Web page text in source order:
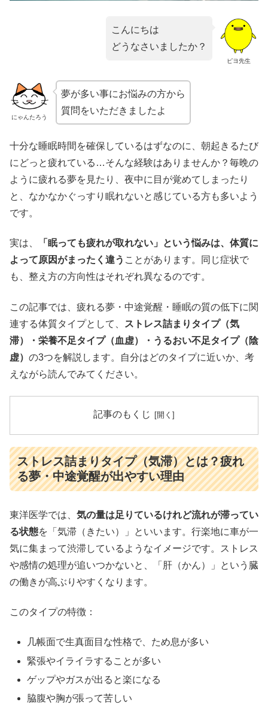
ピヨ先生
こんにちは
どうなさいましたか？
にゃんたろう
夢が多い事にお悩みの方から
質問をいただきましたよ
十分な睡眠時間を確保しているはずなのに、朝起きるたび
にどっと疲れている…そんな経験はありませんか？毎晩の
ように疲れる夢を見たり、夜中に目が覚めてしまったり
と、なかなかぐっすり眠れないと感じている方も多いよう
です。
実は、
「眠っても疲れが取れない」という悩みは、体質に
よって原因がまったく違う ことがあります。同じ症状で
も、整え方の方向性はそれぞれ異なるのです。
この記事では、疲れる夢・中途覚醒・睡眠の質の低下に関
連する体質タイプとして、
ストレス詰まりタイプ（気
滞）・栄養不足タイプ（血虚）・うるおい不足タイプ（陰
虚） の3つを解説します。自分はどのタイプに近いか、考
えながら読んでみてください。
記事のもくじ
ストレス詰まりタイプ（気滞）とは？疲れ
る夢・中途覚醒が出やすい理由
東洋医学では、 気の量は足りているけれど流れが滞ってい
る状態を「気滞（きたい）」といいます。行楽地に車が一
気に集まって渋滞しているようなイメージです。ストレス
や感情の処理が追いつかないと、「肝（かん）」という臓
の働きが高ぶりやすくなります。
このタイプの特徴：
几帳面で生真面目な性格で、ため息が多い
緊張やイライラすることが多い
ゲップやガスが出ると楽になる
脇腹や胸が張って苦しい